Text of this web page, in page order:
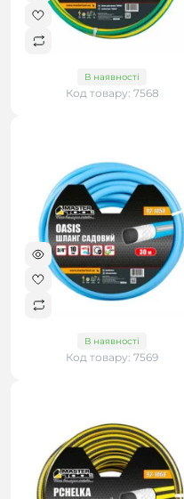
В наявності
Код товару: 7568
В наявності
Код товару: 7569